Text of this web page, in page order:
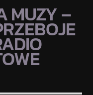
MUZY –